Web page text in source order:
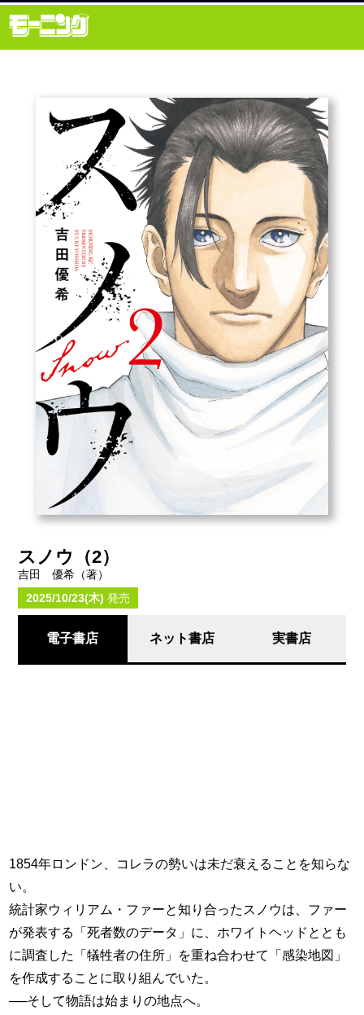
スノウ（2）
吉田 優希（著）
2025/10/23(木) 発売
電子書店 ネット書店 実書店
1854年ロンドン、コレラの勢いは未だ衰えることを知らな
い。
統計家ウィリアム・ファーと知り合ったスノウは、ファー
が発表する「死者数のデータ」に、ホワイトヘッドととも
に調査した「犠牲者の住所」を重ね合わせて「感染地図」
を作成することに取り組んでいた。
──そして物語は始まりの地点へ。